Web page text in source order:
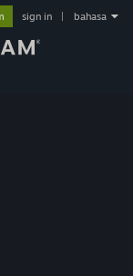
sign in bahasa